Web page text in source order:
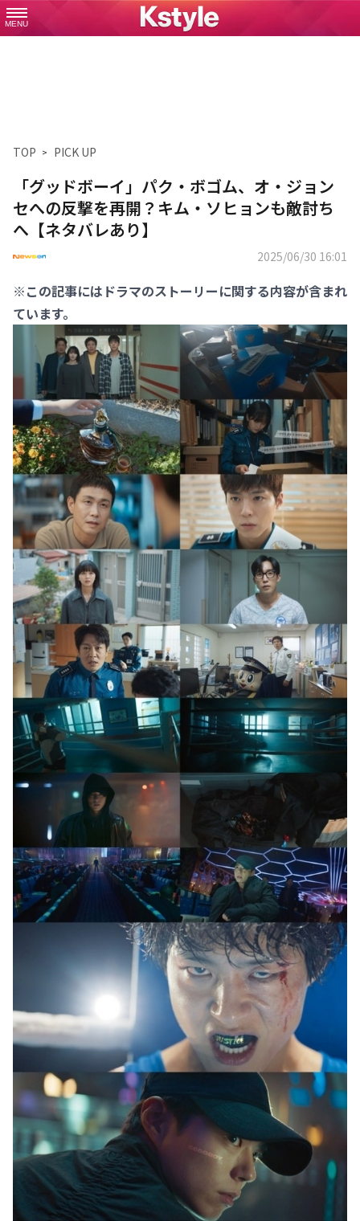
MENU
TOP PICK UP
「グッドボーイ」パク・ボゴム、オ・ジョン
セへの反撃を再開？キム・ソヒョンも敵討ち
へ【ネタバレあり】
2025/06/30 16:01
※この記事にはドラマのストーリーに関する内容が含まれ
ています。